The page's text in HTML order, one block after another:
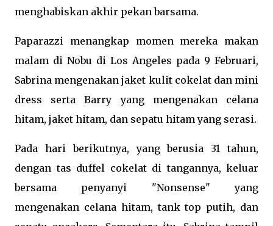
menghabiskan akhir pekan barsama.
Paparazzi menangkap momen mereka makan
malam di Nobu di Los Angeles pada 9 Februari,
Sabrina mengenakan jaket kulit cokelat dan mini
dress serta Barry yang mengenakan celana
hitam, jaket hitam, dan sepatu hitam yang serasi.
Pada hari berikutnya, yang berusia 31 tahun,
dengan tas duffel cokelat di tangannya, keluar
bersama penyanyi "Nonsense" yang
mengenakan celana hitam, tank top putih, dan